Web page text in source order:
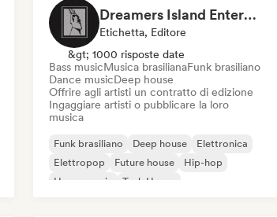
Dreamers Island Entertainment
Etichetta, Editore
&gt; 1000 risposte date
Bass musicMusica brasilianaFunk brasiliano
Dance musicDeep house
Offrire agli artisti un contratto di edizione
Ingaggiare artisti o pubblicare la loro
musica
Funk brasiliano Deep house
Elettronica
Elettropop
Future house
Hip-hop
House music
Tech House